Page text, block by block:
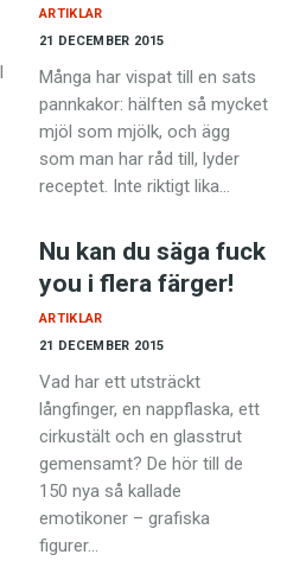
21 DECEMBER 2015
ARTIKLAR
Många har vispat till en sats
pannkakor: hälften så mycket
mjöl som mjölk, och ägg
som man har råd till, lyder
receptet. Inte riktigt lika…
Nu kan du säga fuck
you i flera färger!
21 DECEMBER 2015
ARTIKLAR
Vad har ett utsträckt
långfinger, en nappflaska, ett
cirkustält och en glasstrut
gemensamt? De hör till de
150 nya så kallade
emotikoner – grafiska
figurer…